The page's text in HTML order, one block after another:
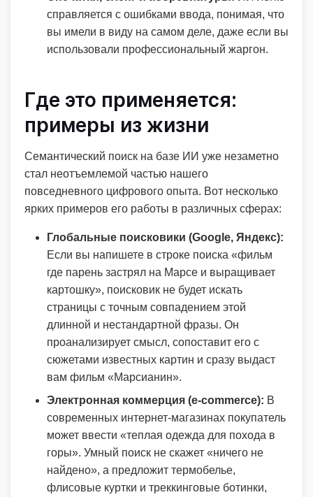
справляется с ошибками ввода, понимая, что
вы имели в виду на самом деле, даже если вы
использовали профессиональный жаргон.
Где это применяется:
примеры из жизни
Семантический поиск на базе ИИ уже незаметно
стал неотъемлемой частью нашего
повседневного цифрового опыта. Вот несколько
ярких примеров его работы в различных сферах:
Глобальные поисковики (Google, Яндекс):
Если вы напишете в строке поиска «фильм
где парень застрял на Марсе и выращивает
картошку», поисковик не будет искать
страницы с точным совпадением этой
длинной и нестандартной фразы. Он
проанализирует смысл, сопоставит его с
сюжетами известных картин и сразу выдаст
вам фильм «Марсианин».
Электронная коммерция (e-commerce): В
современных интернет-магазинах покупатель
может ввести «теплая одежда для похода в
горы». Умный поиск не скажет «ничего не
найдено», а предложит термобелье,
флисовые куртки и треккинговые ботинки,